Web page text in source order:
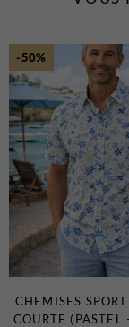
-50%
CHEMISES
COURTE